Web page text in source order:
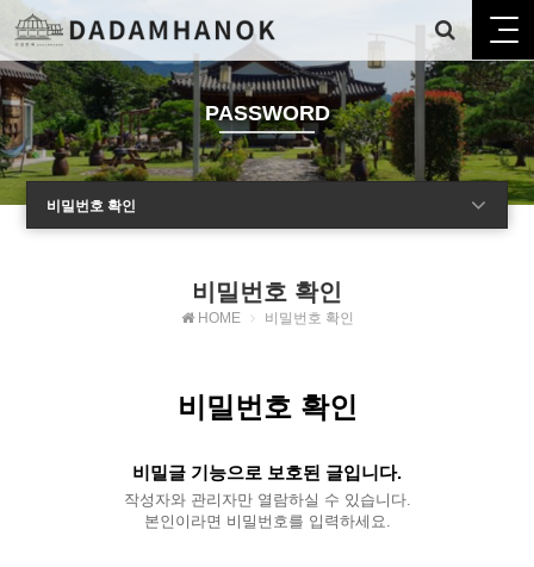
PASSWORD
비밀번호 확인
비밀번호 확인
HOME 비밀번호 확인
비밀번호 확인
비밀글 기능으로 보호된 글입니다.
작성자와 관리자만 열람하실 수 있습니다.
본인이라면 비밀번호를 입력하세요.